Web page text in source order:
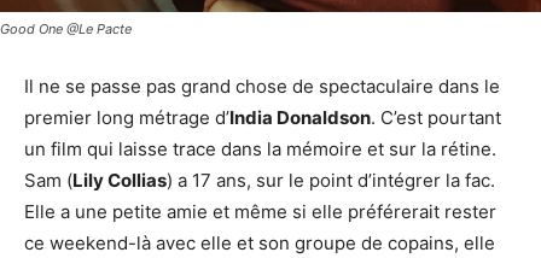
Good One @Le Pacte
Il ne se passe pas grand chose de spectaculaire dans le
premier long métrage d’India Donaldson. C’est pourtant
un film qui laisse trace dans la mémoire et sur la rétine.
Sam (Lily Collias) a 17 ans, sur le point d’intégrer la fac.
Elle a une petite amie et même si elle préférerait rester
ce weekend-là avec elle et son groupe de copains, elle